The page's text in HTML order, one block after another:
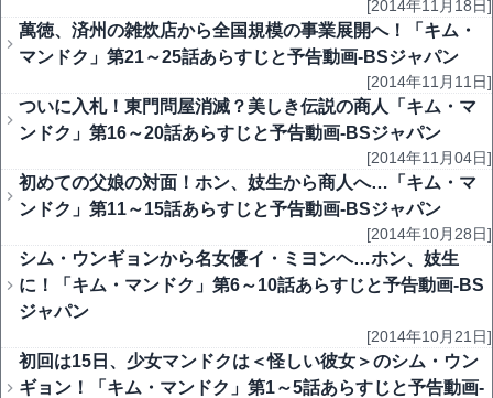
[2014年11月18日]
萬徳、済州の雑炊店から全国規模の事業展開へ！「キム・
マンドク」第21～25話あらすじと予告動画-BSジャパン
[2014年11月11日]
ついに入札！東門問屋消滅？美しき伝説の商人「キム・マ
ンドク」第16～20話あらすじと予告動画-BSジャパン
[2014年11月04日]
初めての父娘の対面！ホン、妓生から商人へ…「キム・マ
ンドク」第11～15話あらすじと予告動画-BSジャパン
[2014年10月28日]
シム・ウンギョンから名女優イ・ミヨンヘ…ホン、妓生
に！「キム・マンドク」第6～10話あらすじと予告動画-BS
ジャパン
[2014年10月21日]
初回は15日、少女マンドクは＜怪しい彼女＞のシム・ウン
ギョン！「キム・マンドク」第1～5話あらすじと予告動画-